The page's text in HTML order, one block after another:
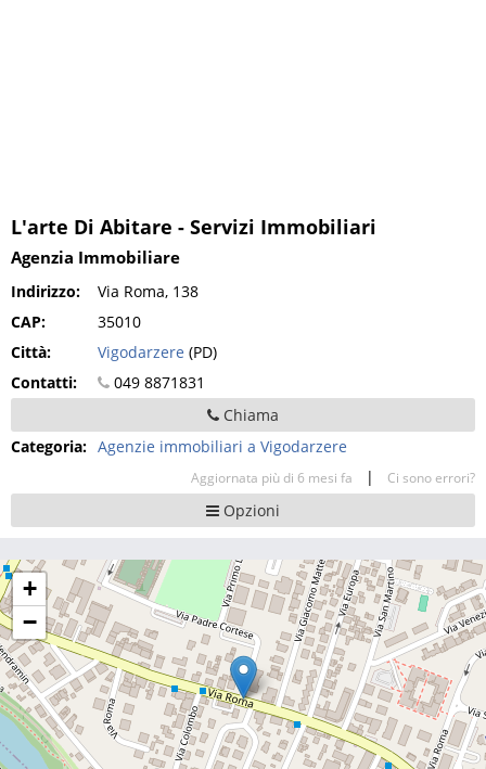
L'arte Di Abitare - Servizi Immobiliari
Agenzia Immobiliare
Indirizzo:
Via Roma, 138
CAP:
35010
Città:
Vigodarzere (PD)
Contatti:
049 8871831
Chiama
Categoria: Agenzie immobiliari a Vigodarzere
Aggiornata più di 6 mesi fa | Ci sono errori?
Opzioni
+
−